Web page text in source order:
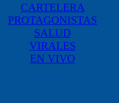
CARTELERA
PROTAGONISTAS
SALUD
VIRALES
EN VIVO